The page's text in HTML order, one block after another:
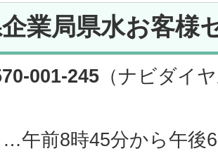
業局県水お客様
001-245 （ナビダイ
午前8時45分から午後